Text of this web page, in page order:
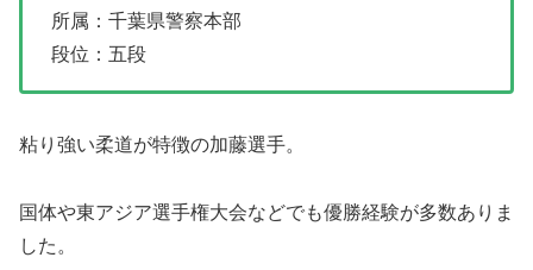
所属：千葉県警察本部
段位：五段
粘り強い柔道が特徴の加藤選手。
国体や東アジア選手権大会などでも優勝経験が多数ありま
した。